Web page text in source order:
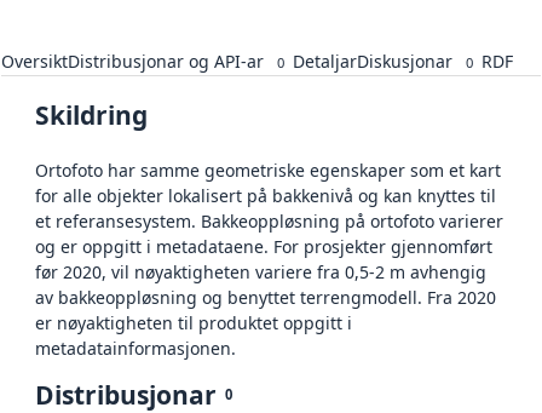
OversiktDistribusjonar og API-ar 0 DetaljarDiskusjonar 0 RDF
Skildring
Ortofoto har samme geometriske egenskaper som et kart
for alle objekter lokalisert på bakkenivå og kan knyttes til
et referansesystem. Bakkeoppløsning på ortofoto varierer
og er oppgitt i metadataene. For prosjekter gjennomført
før 2020, vil nøyaktigheten variere fra 0,5-2 m avhengig
av bakkeoppløsning og benyttet terrengmodell. Fra 2020
er nøyaktigheten til produktet oppgitt i
metadatainformasjonen.
Distribusjonar 0